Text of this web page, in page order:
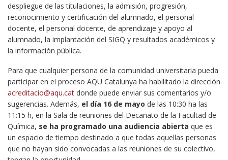
despliegue de las titulaciones, la admisión, progresión,
reconocimiento y certificación del alumnado, el personal
docente, el personal docente, de aprendizaje y apoyo al
alumnado, la implantación del SIGQ y resultados académicos y
la información pública.
Para que cualquier persona de la comunidad universitaria pueda
participar en el proceso AQU Catalunya ha habilitado la dirección
acreditacio@aqu.cat donde puede enviar sus comentarios y/o
sugerencias. Además, el día 16 de mayo de las 10:30 ha las
11:15 h, en la Sala de reuniones del Decanato de la Facultad de
Química, se ha programado una audiencia abierta que es
un espacio de tiempo destinado a que todas aquellas personas
que no hayan sido convocadas a las reuniones de su colectivo,